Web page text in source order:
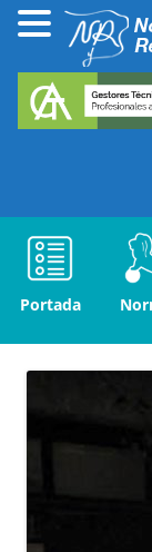
Portada